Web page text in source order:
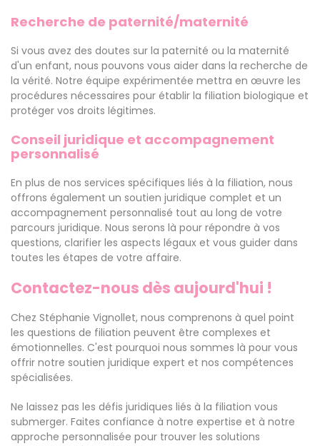
Recherche de paternité/maternité
Si vous avez des doutes sur la paternité ou la maternité
d'un enfant, nous pouvons vous aider dans la recherche de
la vérité. Notre équipe expérimentée mettra en œuvre les
procédures nécessaires pour établir la filiation biologique et
protéger vos droits légitimes.
Conseil juridique et accompagnement
personnalisé
En plus de nos services spécifiques liés à la filiation, nous
offrons également un soutien juridique complet et un
accompagnement personnalisé tout au long de votre
parcours juridique. Nous serons là pour répondre à vos
questions, clarifier les aspects légaux et vous guider dans
toutes les étapes de votre affaire.
Contactez-nous dès aujourd'hui !
Chez Stéphanie Vignollet, nous comprenons à quel point
les questions de filiation peuvent être complexes et
émotionnelles. C'est pourquoi nous sommes là pour vous
offrir notre soutien juridique expert et nos compétences
spécialisées.
Ne laissez pas les défis juridiques liés à la filiation vous
submerger. Faites confiance à notre expertise et à notre
approche personnalisée pour trouver les solutions